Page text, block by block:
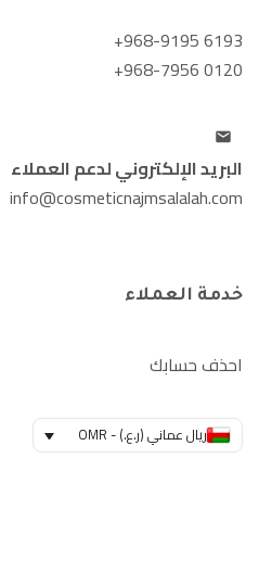
+968-9195 6193
+968-7956 0120
البريد الإلكتروني لدعم العملاء
info@cosmeticnajmsalalah.com
خدمة العملاء
احذف حسابك
ريال عماني (ر.ع.) - OMR